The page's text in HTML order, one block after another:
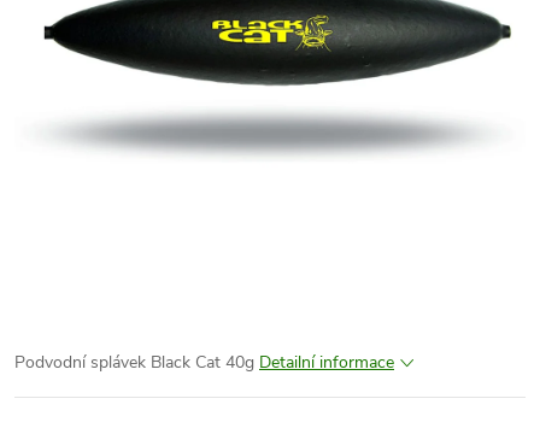
Podvodní splávek Black Cat 40g Detailní informace